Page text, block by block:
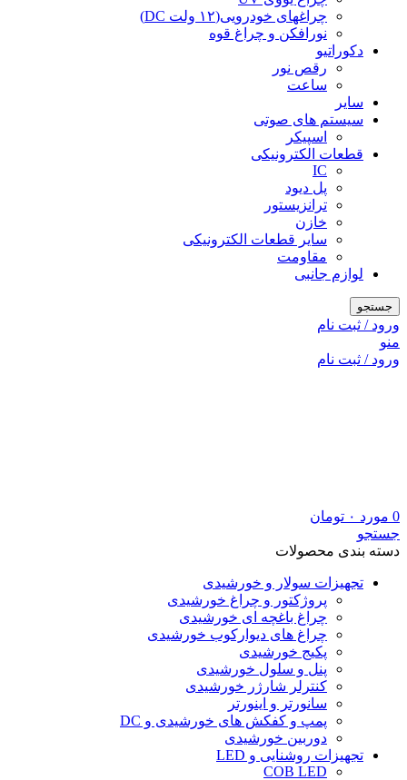
چراغهای خودرویی(۱۲ ولت DC)
نورافکن و چراغ قوه
دکوراتیو
رقص نور
ساعت
سایر
سیستم های صوتی
اسپیکر
قطعات الکترونیکی
IC
پل دیود
ترانزیستور
خازن
سایر قطعات الکترونیکی
مقاومت
لوازم جانبی
جستجو
ورود / ثبت نام
منو
ورود / ثبت نام
0 مورد ۰ تومان
جستجو
دسته بندی محصولات
تجهیزات سولار و خورشیدی
پروژکتور و چراغ خورشیدی
چراغ باغچه ای خورشیدی
چراغ های دیوارکوب خورشیدی
پکیج خورشیدی
پنل و سلول خورشیدی
کنترلر شارژر خورشیدی
سانورتر و اینورتر
پمپ و کفکش های خورشیدی و DC
دوربین خورشیدی
تجهیزات روشنایی و LED
COB LED